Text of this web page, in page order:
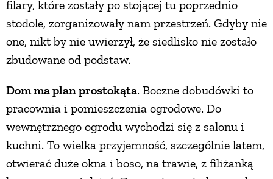
filary, które zostały po stojącej tu poprzednio
stodole, zorganizowały nam przestrzeń. Gdyby nie
one, nikt by nie uwierzył, że siedlisko nie zostało
zbudowane od podstaw.
Dom ma plan prostokąta. Boczne dobudówki to
pracownia i pomieszczenia ogrodowe. Do
wewnętrznego ogrodu wychodzi się z salonu i
kuchni. To wielka przyjemność, szczególnie latem,
otwierać duże okna i boso, na trawie, z filiżanką